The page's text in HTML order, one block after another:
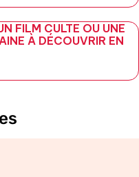
FILM CULTE OU UNE
À DÉCOUVRIR EN